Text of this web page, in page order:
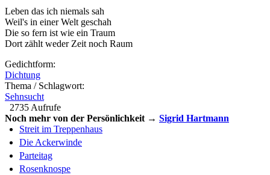
Leben das ich niemals sah
Weil's in einer Welt geschah
Die so fern ist wie ein Traum
Dort zählt weder Zeit noch Raum
Gedichtform:
Dichtung
Thema / Schlagwort:
Sehnsucht
2735 Aufrufe
Noch mehr von der Persönlichkeit → Sigrid Hartmann
Streit im Treppenhaus
Die Ackerwinde
Parteitag
Rosenknospe